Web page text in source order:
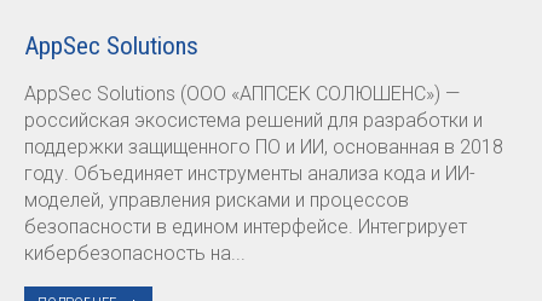
AppSec Solutions
AppSec Solutions (ООО «АППСЕК СОЛЮШЕНС») —
российская экосистема решений для разработки и
поддержки защищенного ПО и ИИ, основанная в 2018
году. Объединяет инструменты анализа кода и ИИ-
моделей, управления рисками и процессов
безопасности в едином интерфейсе. Интегрирует
кибербезопасность на...